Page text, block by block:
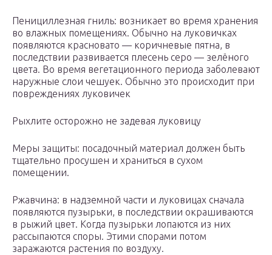
Пенициллезная гниль: возникает во время хранения
во влажных помещениях. Обычно на луковичках
появляются красновато — коричневые пятна, в
последствии развивается плесень серо — зелёного
цвета. Во время вегетационного периода заболевают
наружные слои чешуек. Обычно это происходит при
повреждениях луковичек
Рыхлите осторожно не задевая луковицу
Меры защиты: посадочный материал должен быть
тщательно просушен и храниться в сухом
помещении.
Ржавчина: в надземной части и луковицах сначала
появляются пузырьки, в последствии окрашиваются
в рыжий цвет. Когда пузырьки лопаются из них
рассыпаются споры. Этими спорами потом
заражаются растения по воздуху.